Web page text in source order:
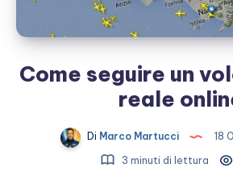
Come seguire un
reale
Di Marco Martucci
18
3 minuti di lettura